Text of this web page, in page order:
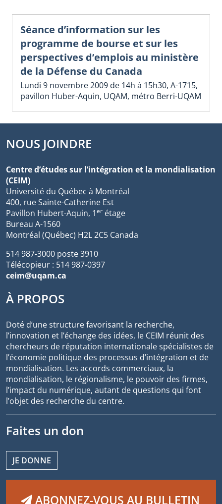
Séance d’information sur les
programme de bourse et sur les
perspectives d’emplois au ministère
de la Défense du Canada
Lundi 9 novembre 2009 de 14h à 15h30, A-1715,
pavillon Huber-Aquin, UQAM, métro Berri-UQAM
NOUS JOINDRE
Centre d’études sur l’intégration et la mondialisation
(CEIM)
Université du Québec à Montréal
400, rue Sainte-Catherine Est
Pavillon Hubert-Aquin, 1er étage
Bureau A-1560
Montréal (Québec) H2L 2C5 Canada
514 987-3000 poste 3910
Télécopieur : 514 987-0397
ceim@uqam.ca
À PROPOS
Doté d’une structure favorisant la recherche,
l’innovation et l’échange des idées, le CEIM réunit des
chercheurs de réputation internationale spécialistes de
l’économie politique des processus d’intégration et de
mondialisation. Les accords commerciaux, la
mondialisation, le régionalisme, le pouvoir des firmes,
l’impact du numérique, autant de questions qui font
l’objet des recherche du centre.
Faites un don
JE DONNE
ABONNEZ-VOUS AU BULLETIN